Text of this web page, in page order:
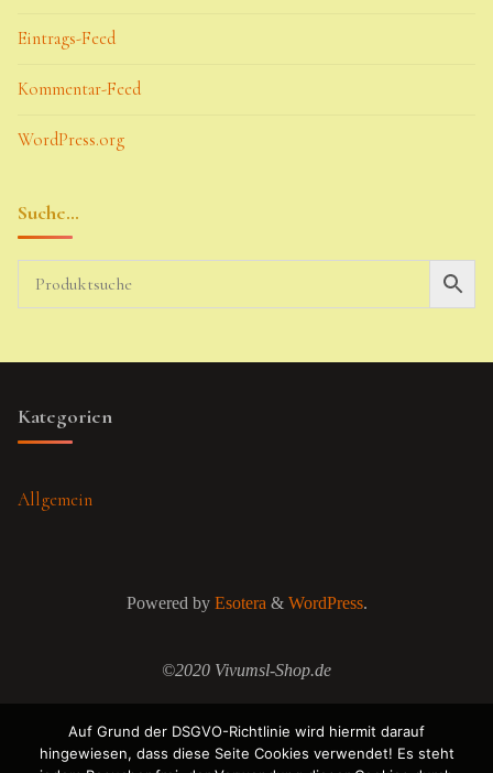
Eintrags-Feed
Kommentar-Feed
WordPress.org
Suche…
Kategorien
Allgemein
Powered byEsotera & WordPress.
©2020 Vivumsl-Shop.de
Auf Grund der DSGVO-Richtlinie wird hiermit darauf
hingewiesen, dass diese Seite Cookies verwendet! Es steht